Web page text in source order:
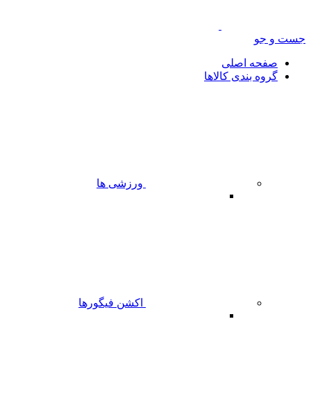
جست و جو
صفحه اصلی
گروه بندی کالاها
ورزشی ها
اکشن فیگورها